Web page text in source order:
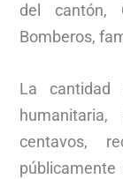
del cantón,
Bomberos,
La cantidad
centavos,
públicamente